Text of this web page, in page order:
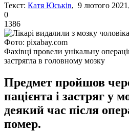
Текст: Катя Юськів, 9 лютого
0
1386
Фото: pixabay.com
Фахівці провели унікальну
застрягла в головному мозку
Предмет пройшов
пацієнта і застряг у
деякий час після
помер.